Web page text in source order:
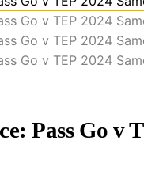
Pass Go v